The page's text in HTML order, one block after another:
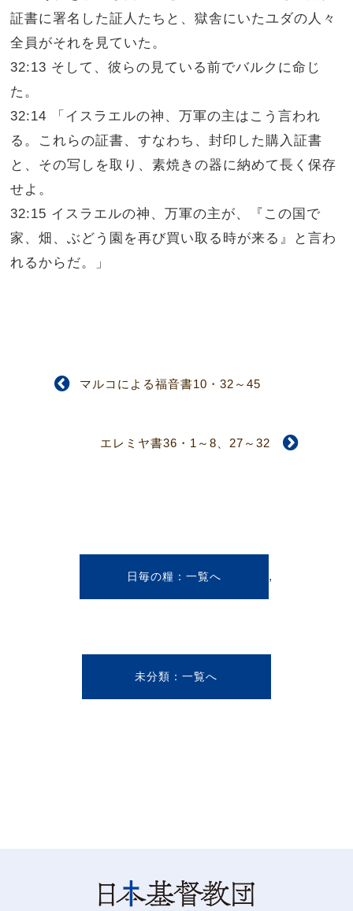
証書に署名した証人たちと、獄舎にいたユダの人々
全員がそれを見ていた。
32:13 そして、彼らの見ている前でバルクに命じ
た。
32:14 「イスラエルの神、万軍の主はこう言われ
る。これらの証書、すなわち、封印した購入証書
と、その写しを取り、素焼きの器に納めて長く保存
せよ。
32:15 イスラエルの神、万軍の主が、『この国で
家、畑、ぶどう園を再び買い取る時が来る』と言わ
れるからだ。」
マルコによる福音書10・32～45
エレミヤ書36・1～8、27～32
日毎の糧 ,
未分類